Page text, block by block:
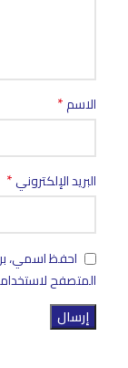
الاسم*
البريد الإلكتروني*
احفظ اسمي،
المتصفح